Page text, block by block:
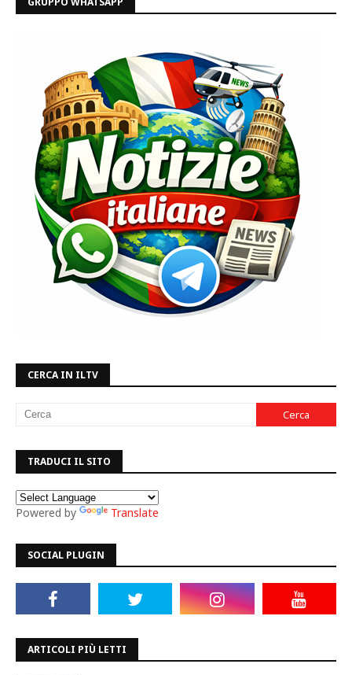
CERCA IN ILTV
TRADUCI IL SITO
Powered by Translate
SOCIAL PLUGIN
ARTICOLI PIÙ LETTI